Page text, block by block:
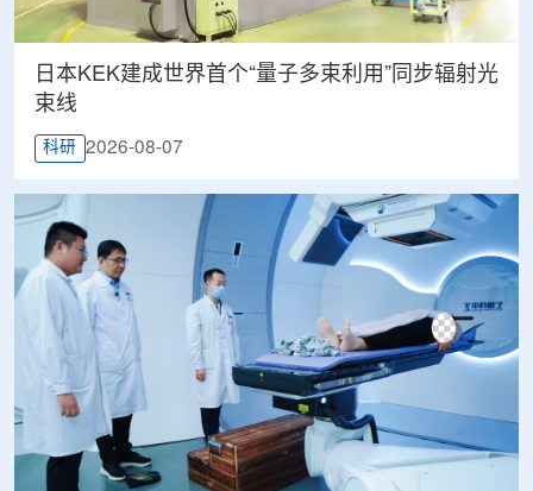
日本KEK建成世界首个“量子多束利用”同步辐射光
束线
科研 2026-08-07